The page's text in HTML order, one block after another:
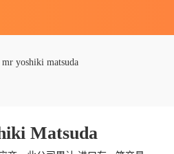
mr yoshiki matsuda
Matsuda